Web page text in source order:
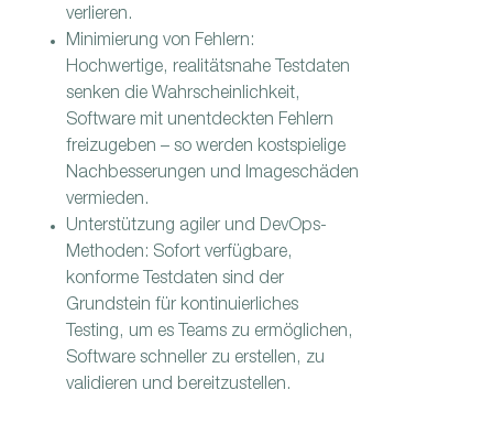
verlieren.
Minimierung von Fehlern:
Hochwertige, realitätsnahe Testdaten
senken die Wahrscheinlichkeit,
Software mit unentdeckten Fehlern
freizugeben – so werden kostspielige
Nachbesserungen und Imageschäden
vermieden.
Unterstützung agiler und DevOps-
Methoden: Sofort verfügbare,
konforme Testdaten sind der
Grundstein für kontinuierliches
Testing, um es Teams zu ermöglichen,
Software schneller zu erstellen, zu
validieren und bereitzustellen.